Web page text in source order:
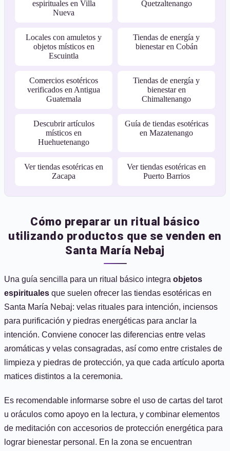
espirituales en Villa
Nueva
Quetzaltenango
Locales con amuletos y
objetos místicos en
Escuintla
Tiendas de energía y
bienestar en Cobán
Comercios esotéricos
verificados en Antigua
Guatemala
Tiendas de energía y
bienestar en
Chimaltenango
Descubrir artículos
místicos en
Huehuetenango
Guía de tiendas esotéricas
en Mazatenango
Ver tiendas esotéricas en
Zacapa
Ver tiendas esotéricas en
Puerto Barrios
Cómo preparar un ritual básico
utilizando productos que se venden en
Santa María Nebaj
Una guía sencilla para un ritual básico integra objetos
espirituales que suelen ofrecer las tiendas esotéricas en
Santa María Nebaj: velas rituales para intención, inciensos
para purificación y piedras energéticas para anclar la
intención. Conviene conocer las diferencias entre velas
aromáticas y velas consagradas, así como entre cristales de
limpieza y piedras de protección, ya que cada artículo aporta
matices distintos a la ceremonia.
Es recomendable informarse sobre el uso de cartas del tarot
u oráculos como apoyo en la lectura, y combinar elementos
de meditación con accesorios de protección energética para
lograr bienestar personal. En la zona se encuentran